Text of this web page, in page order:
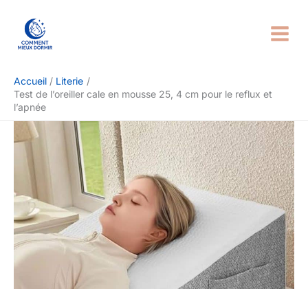
contenu
Accueil
Literie
Test de l’oreiller cale en mousse 25, 4 cm pour le reflux et
l’apnée